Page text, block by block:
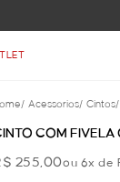
/ Acessorios/ Cintos/
COM FIVELA
255,00ou 6x de